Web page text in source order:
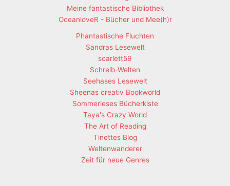
Meine fantastische Bibliothek
OceanloveR - Bücher und Mee(h)r
Phantastische Fluchten
Sandras Lesewelt
scarlett59
Schreib-Welten
Seehases Lesewelt
Sheenas creativ Bookworld
Sommerleses Bücherkiste
Taya's Crazy World
The Art of Reading
Tinettes Blog
Weltenwanderer
Zeit für neue Genres